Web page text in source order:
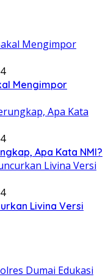
Mengimpor
Apa Kata NMI?
Livina Versi